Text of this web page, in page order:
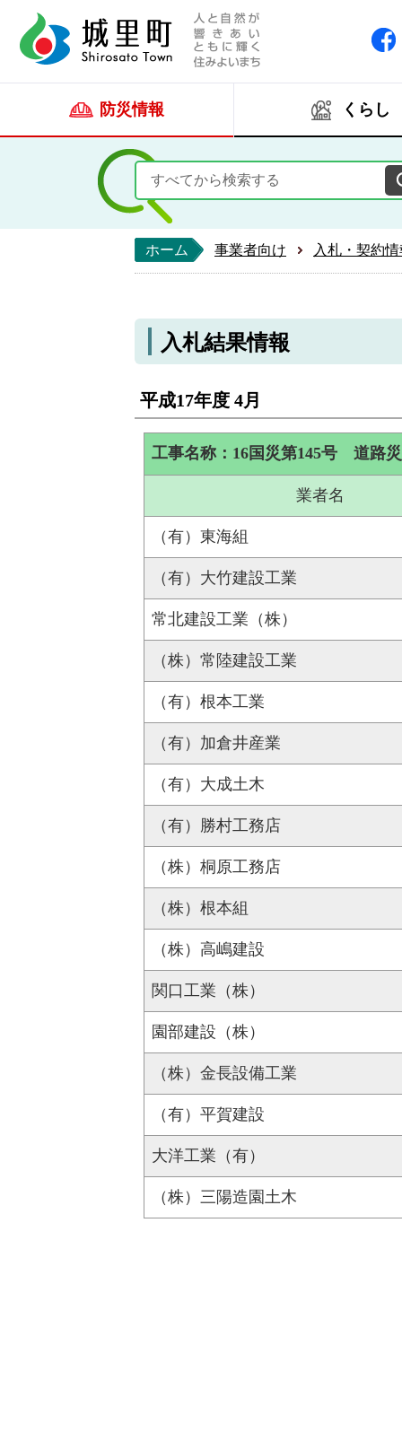
防災情報 くらし
ホーム 事業者向け 入札・契約
入札結果情報
平成17年度 4月
工事名称：16国災第145号 道路
業者名
（有）東海組
（有）大竹建設工業
常北建設工業（株）
（株）常陸建設工業
（有）根本工業
（有）加倉井産業
（有）大成土木
（有）勝村工務店
（株）桐原工務店
（株）根本組
（株）高嶋建設
関口工業（株）
園部建設（株）
（株）金長設備工業
（有）平賀建設
大洋工業（有）
（株）三陽造園土木